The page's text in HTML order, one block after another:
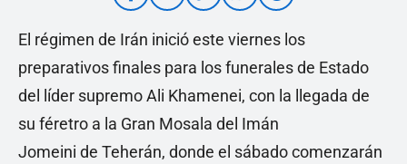
El régimen de Irán inició este viernes los
preparativos finales para los funerales de Estado
del líder supremo Ali Khamenei, con la llegada de
su féretro a la Gran Mosala del Imán
Jomeini de Teherán, donde el sábado comenzarán